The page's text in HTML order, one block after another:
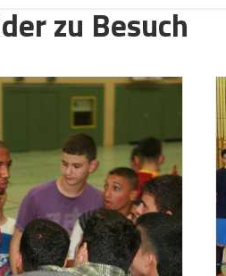
zu Besuch